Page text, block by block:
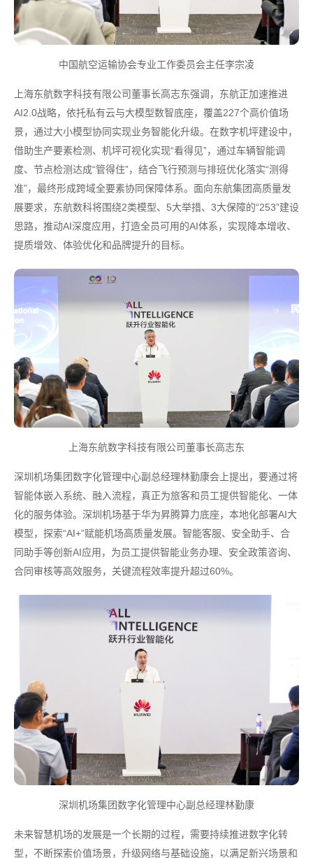
中国航空运输协会专业工作委员会主任李宗凌
上海东航数字科技有限公司董事长高志东强调，东航正加速推进
AI2.0战略，依托私有云与大模型数智底座，覆盖227个高价值场
景，通过大小模型协同实现业务智能化升级。在数字机坪建设中，
借助生产要素检测、机坪可视化实现“看得见”，通过车辆智能调
度、节点检测达成“管得住”，结合飞行预测与排班优化落实“测得
准”，最终形成跨域全要素协同保障体系。面向东航集团高质量发
展要求，东航数科将围绕2类模型、5大举措、3大保障的“253”建设
思路，推动AI深度应用，打造全员可用的AI体系，实现降本增收、
提质增效、体验优化和品牌提升的目标。
上海东航数字科技有限公司董事长高志东
深圳机场集团数字化管理中心副总经理林勤康会上提出，要通过将
智能体嵌入系统、融入流程，真正为旅客和员工提供智能化、一体
化的服务体验。深圳机场基于华为昇腾算力底座，本地化部署AI大
模型，探索“AI+”赋能机场高质量发展。智能客服、安全助手、合
同助手等创新AI应用，为员工提供智能业务办理、安全政策咨询、
合同审核等高效服务，关键流程效率提升超过60%。
深圳机场集团数字化管理中心副总经理林勤康
未来智慧机场的发展是一个长期的过程，需要持续推进数字化转
型，不断探索价值场景，升级网络与基础设施，以满足新兴场景和